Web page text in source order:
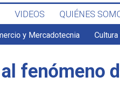
VIDEOS QUIÉNES
y Mercadotecnia
fenómeno